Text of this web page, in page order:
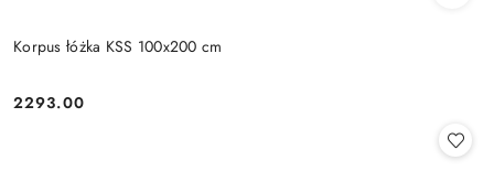
Korpus łóżka KSS 100x200 cm
Cena:
2293.00